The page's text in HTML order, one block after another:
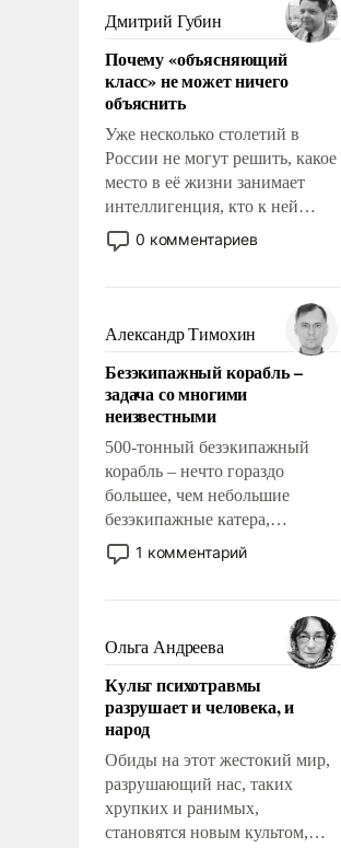
Дмитрий Губин
Почему «объясняющий
класс» не может ничего
объяснить
Уже несколько столетий в
России не могут решить, какое
место в её жизни занимает
интеллигенция, кто к ней
принадлежит, а кого из неё
исключили с правом
чем она отличается от просто
образованных людей. Иногда
казалось, что эти вопросы
решены раз и навсегда, но –
нет, не решены.
0 комментариев
Александр Тимохин
Безэкипажный корабль –
задача со многими
неизвестными
500-тонный безэкипажный
корабль – нечто гораздо
большее, чем небольшие
безэкипажные катера,
применение которых уже
стало обыденностью. Задача по
сложна и амбициозна. Однако
и ее реализация радикально
поднимет наши боевые
возможности.
1 комментарий
Ольга Андреева
Культ психотравмы
разрушает и человека, и
народ
Обиды на этот жестокий мир,
разрушающий нас, таких
хрупких и ранимых,
становятся новым культом,